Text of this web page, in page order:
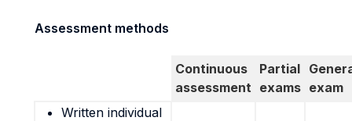
Assessment methods
Continuous
assessment
Partial
exams exam
Written individual